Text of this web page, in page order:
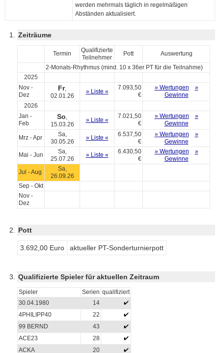
werden mehrmals täglich in regelmäßigen
Abständen aktualisiert.
Zeiträume
Termin
Qualifizierte
Teilnehmer
Pott
Auswertung
2-Monats-Rhythmus (mind. 10 x 36er PT für die Teilnahme)
2025
Nov -
Dez
Fr,
02.01.26
» Liste «
7.093,50
€
» Wertungen
»
Gewinne
2026
Jan -
Feb
So,
15.03.26
» Liste «
7.021,50
€
» Wertungen
»
Gewinne
Mrz - Apr
Sa,
30.05.26
» Liste «
6.537,50
€
» Wertungen
»
Gewinne
Mai - Jun
Sa,
25.07.26
» Liste «
6.430,50
€
» Wertungen
»
Gewinne
Jul - Aug
Sa,
26.09.26
Sep - Okt
Nov -
Dez
Pott
3.692,00 Euro aktueller PT-Sonderturnierpott
Qualifizierte Spieler für aktuellen Zeitraum
Spieler Serien qualifiziert
30.04.1980
14
4PHILIPP40
22
99 BERND
43
ACE23
28
ACKA
20